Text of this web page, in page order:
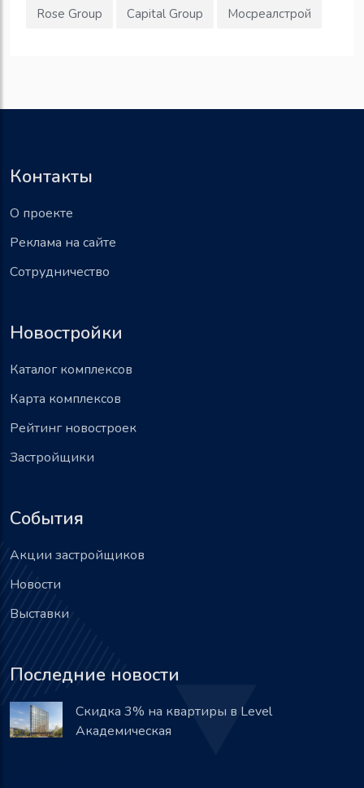
Rose Group
Capital Group Мосреалстрой
Контакты
О проекте
Реклама на сайте
Сотрудничество
Новостройки
Каталог комплексов
Карта комплексов
Рейтинг новостроек
Застройщики
События
Акции застройщиков
Новости
Выставки
Последние новости
Скидка 3% на квартиры в Level
Академическая